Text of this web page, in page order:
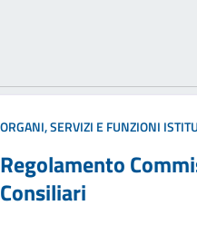
ORGANI, SERVIZI E FUNZIONI
Regolamento
Consiliari